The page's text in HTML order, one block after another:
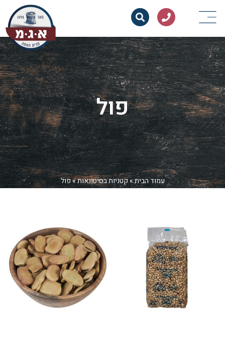
פול
עמוד הבית»קטניות בסיטונאות»פול